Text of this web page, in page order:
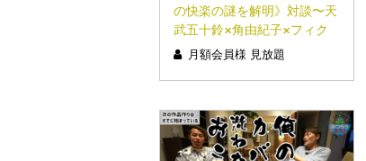
の快楽の謎を解明》対談〜天
武五十鈴×角由紀子×フィク
サー〜①
月額会員様 見放題